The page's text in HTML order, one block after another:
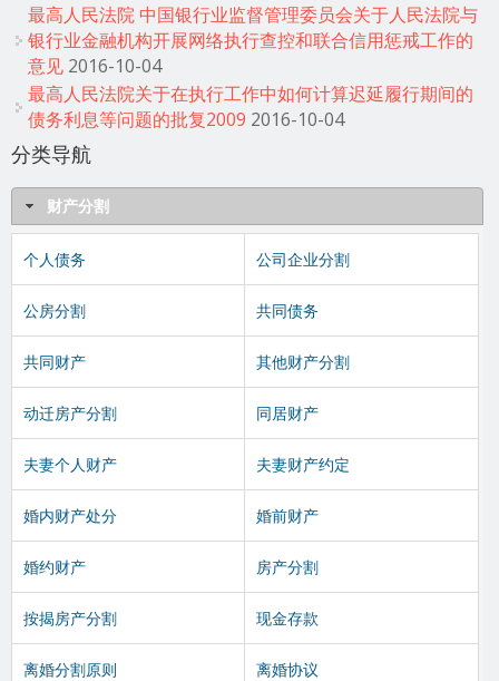
最高人民法院 中国银行业监督管理委员会关于人民法院与
银行业金融机构开展网络执行查控和联合信用惩戒工作的
意见 2016-10-04
最高人民法院关于在执行工作中如何计算迟延履行期间的
债务利息等问题的批复2009 2016-10-04
分类导航
财产分割
个人债务 公司企业分割
公房分割 共同债务
共同财产 其他财产分割
动迁房产分割 同居财产
夫妻个人财产 夫妻财产约定
婚内财产处分 婚前财产
婚约财产 房产分割
按揭房产分割 现金存款
离婚分割原则 离婚协议